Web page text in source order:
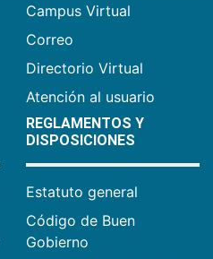
Campus Virtual
Correo
Directorio Virtual
Atención al usuario
REGLAMENTOS Y
DISPOSICIONES
Estatuto general
Código de Buen
Gobierno